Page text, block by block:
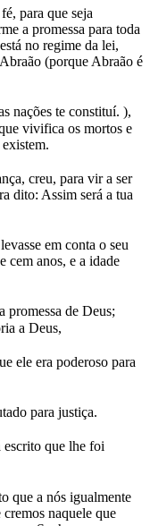
para que seja
a promessa para toda
no regime da lei,
(porque Abraão é
nações te constituí. ),
vivifica os mortos e
creu, para vir a ser
dito: Assim será a tua
em conta o seu
cem anos, e a idade
promessa de Deus;
a Deus,
ele era poderoso para
para justiça.
escrito que lhe foi
que a nós igualmente
cremos naquele que